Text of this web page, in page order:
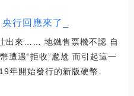
行回應來了_
出來…… 地鐵售票機不認 自
遭遇“拒收”尷尬 而引起這一
年開始發行的新版硬幣.